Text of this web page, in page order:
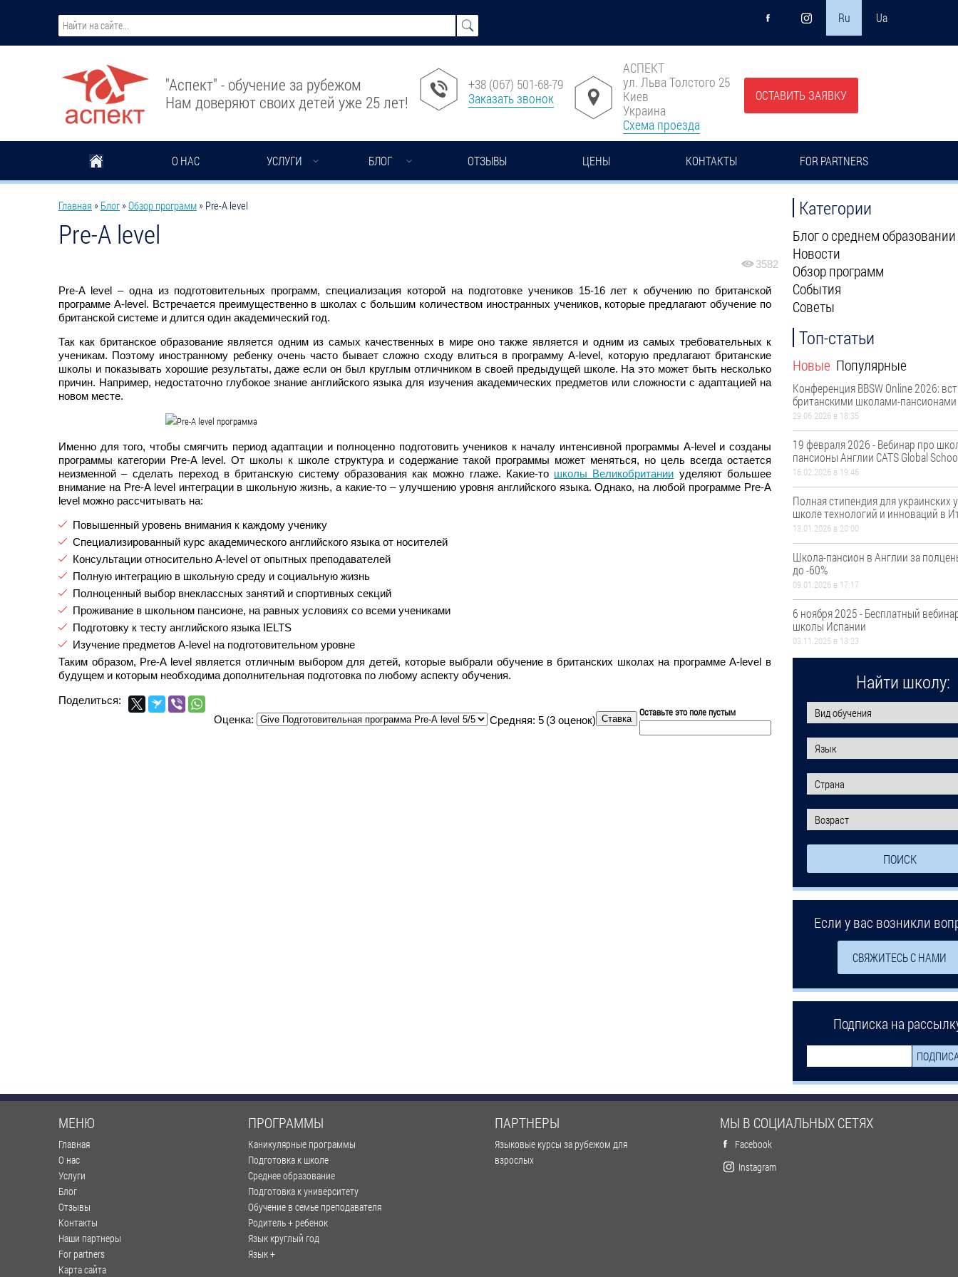
Ru Ua
"Аспект" - обучение за рубежом
Нам доверяют своих детей уже 25 лет!
+38 (067) 501-68-79
Заказать звонок
АСПЕКТ
ул. Льва Толстого 25
Киев
Украина
Схема проезда
ОСТАВИТЬ ЗАЯВКУ
О НАС УСЛУГИ БЛОГ ОТЗЫВЫ ЦЕНЫ КОНТАКТЫ FOR PARTNERS
Вы здесь
Главная » Блог »Обзор программ » Pre-A level
Pre-A level
3582
Pre-A level – одна из подготовительных программ, специализация которой на подготовке учеников 15-16 лет к обучению по британской
программе A-level. Встречается преимущественно в школах с большим количеством иностранных учеников, которые предлагают обучение по
британской системе и длится один академический год.
Так как британское образование является одним из самых качественных в мире оно также является и одним из самых требовательных к
ученикам. Поэтому иностранному ребенку очень часто бывает сложно сходу влиться в программу A-level, которую предлагают британские
школы и показывать хорошие результаты, даже если он был круглым отличником в своей предыдущей школе. На это может быть несколько
причин. Например, недостаточно глубокое знание английского языка для изучения академических предметов или сложности с адаптацией на
новом месте.
Именно для того, чтобы смягчить период адаптации и полноценно подготовить учеников к началу интенсивной программы A-level и созданы
программы категории Pre-A level. От школы к школе структура и содержание такой программы может меняться, но цель всегда остается
неизменной – сделать переход в британскую систему образования как можно глаже. Какие-то школы Великобритании уделяют большее
внимание на Pre-A level интеграции в школьную жизнь, а какие-то – улучшению уровня английского языка. Однако, на любой программе Pre-A
level можно рассчитывать на:
Повышенный уровень внимания к каждому ученику
Специализированный курс академического английского языка от носителей
Консультации относительно A-level от опытных преподавателей
Полную интеграцию в школьную среду и социальную жизнь
Полноценный выбор внеклассных занятий и спортивных секций
Проживание в школьном пансионе, на равных условиях со всеми учениками
Подготовку к тесту английского языка IELTS
Изучение предметов A-level на подготовительном уровне
Таким образом, Pre-A level является отличным выбором для детей, которые выбрали обучение в британских школах на программе A-level в
будущем и которым необходима дополнительная подготовка по любому аспекту обучения.
Оценка: Средняя: 5 (3 оценок)
Оставьте это поле пустым
Поделиться:
Категории
Блог о среднем образовании
Новости
Обзор программ
События
Советы
Топ-статьи
Новые Популярные
Конференция BBSW Online 2026:
британскими школами-пансионами
29.06.2026 в 18:35
19 февраля 2026 - Вебинар про
пансионы Англии CATS Global
16.02.2026 в 19:46
Полная стипендия для украинских
школе технологий и инноваций в
13.01.2026 в 20:00
Школа-пансион в Англии за
до -60%
09.01.2026 в 17:17
6 ноября 2025 - Бесплатный
школы Испании
03.11.2025 в 13:23
Найти школу:
Если у вас возникли
СВЯЖИТЕСЬ С НАМИ
Подписка на
МЕНЮ
Главная
О нас
Услуги
Блог
Отзывы
Контакты
Наши партнеры
For partners
Карта сайта
ПРОГРАММЫ
Каникулярные программы
Подготовка к школе
Среднее образование
Подготовка к университету
Обучение в семье преподавателя
Родитель + ребенок
Язык круглый год
Язык +
ПАРТНЕРЫ
Языковые курсы за рубежом для
взрослых
МЫ В СОЦИАЛЬНЫХ СЕТЯХ
Facebook
Instagram